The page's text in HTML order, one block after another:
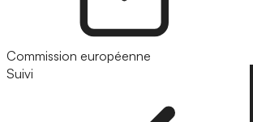
Commission européenne
Suivi